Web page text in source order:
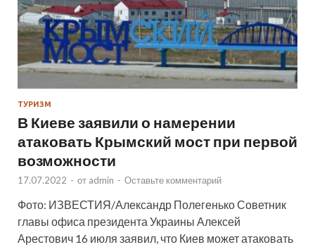
ТУРИЗМ
В Киеве заявили о намерении
атаковать Крымский мост при первой
возможности
17.07.2022 - от admin - Оставьте комментарий
Фото: ИЗВЕСТИЯ/Александр Полегенько Советник
главы офиса президента Украины Алексей
Арестович 16 июля заявил, что Киев может атаковать